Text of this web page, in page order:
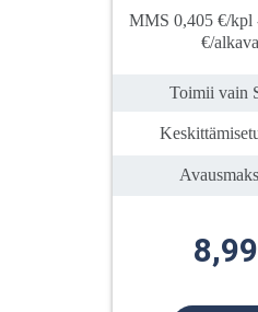
MMS 0,405 €/kpl
€/
Toimii vain
8,99